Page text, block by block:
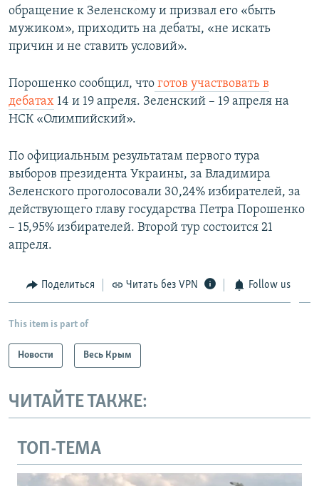
обращение к Зеленскому и призвал его «быть
мужиком», приходить на дебаты, «не искать
причин и не ставить условий».
Порошенко сообщил, что готов участвовать в
дебатах 14 и 19 апреля. Зеленский – 19 апреля на
НСК «Олимпийский».
По официальным результатам первого тура
выборов президента Украины, за Владимира
Зеленского проголосовали 30,24% избирателей, за
действующего главу государства Петра Порошенко
– 15,95% избирателей. Второй тур состоится 21
апреля.
Поделиться Читать без VPN Follow us
This item is part of
Новости Весь Крым
ЧИТАЙТЕ ТАКЖЕ:
ТОП-ТЕМА